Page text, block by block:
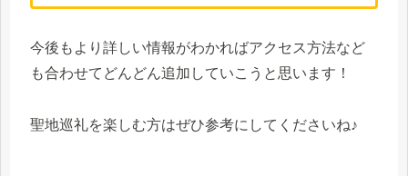
今後もより詳しい情報がわかればアクセス方法など
も合わせてどんどん追加していこうと思います！
聖地巡礼を楽しむ方はぜひ参考にしてくださいね♪